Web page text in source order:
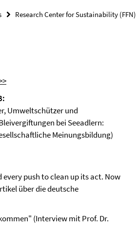
Research Center for Sustainability (FFN)
Umweltschützer und
bei Seeadlern:
Meinungsbildung)
every push to clean up its act. Now
über die deutsche
(Interview mit Prof. Dr.